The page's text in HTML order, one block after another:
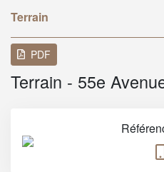
Terrain
PDF
Terrain - 55e